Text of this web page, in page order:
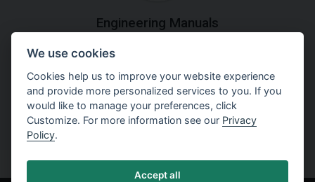
Engineering Manuals
Step by steps guides on how
to solve a specific tasks.
We use cookies
Cookies help us to improve your website experience
and provide more personalized services to you. If you
would like to manage your preferences, click
Customize. For more information see our Privacy
Policy.
Accept all